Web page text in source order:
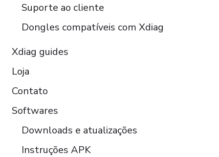
Suporte ao cliente
Dongles compatíveis com Xdiag
Xdiag guides
Loja
Contato
Softwares
Downloads e atualizações
Instruções APK